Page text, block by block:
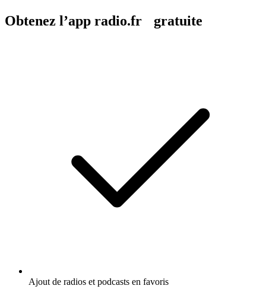
Obtenez l’app radio.fr gratuite
Ajout de radios et podcasts en favoris